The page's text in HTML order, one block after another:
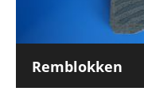
Remblokken